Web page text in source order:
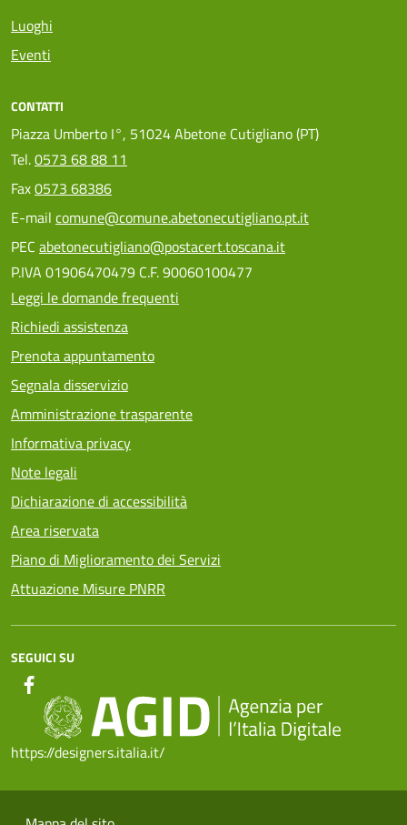
Luoghi
Eventi
CONTATTI
Piazza Umberto I°, 51024 Abetone Cutigliano (PT)
Tel.0573 68 88 11
Fax0573 68386
E-mail comune@comune.abetonecutigliano.pt.it
PEC abetonecutigliano@postacert.toscana.it
P.IVA 01906470479 C.F. 90060100477
Leggi le domande frequenti
Richiedi assistenza
Prenota appuntamento
Segnala disservizio
Amministrazione trasparente
Informativa privacy
Note legali
Dichiarazione di accessibilità
Area riservata
Piano di Miglioramento dei Servizi
Attuazione Misure PNRR
SEGUICI SU
https://designers.italia.it/